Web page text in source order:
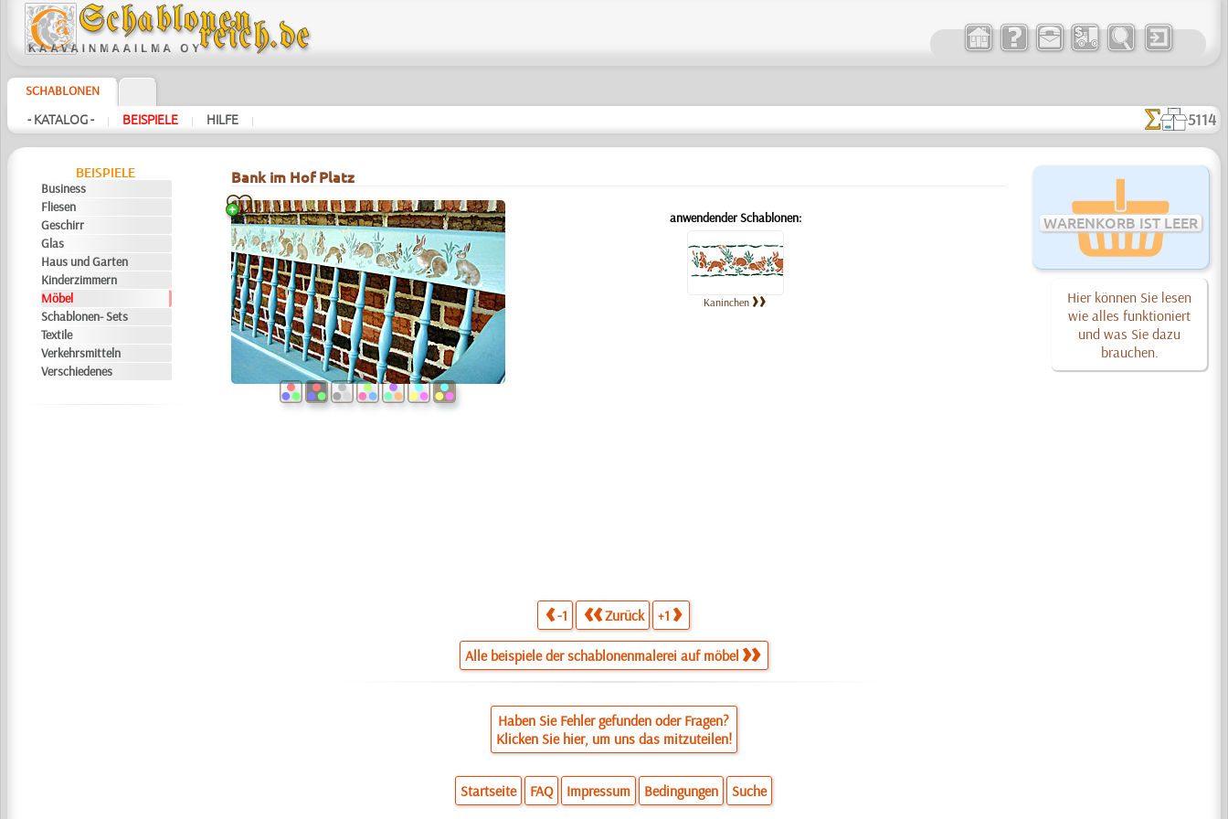
SCHABLONEN
- KATALOG - | BEISPIELE | HILFE | 5114
BEISPIELE
Business
Fliesen
Geschirr
Glas
Haus und Garten
Kinderzimmern
Möbel
Schablonen- Sets
Textile
Verkehrsmitteln
Verschiedenes
WARENKORB IST LEER
Hier können Sie lesen
wie alles funktioniert
und was Sie dazu
brauchen.
Bank im Hof Platz
anwendender Schablonen:
Kaninchen
-1 Zurück +1
Alle beispiele der schablonenmalerei auf möbel
Haben Sie Fehler gefunden oder Fragen?
Klicken Sie hier, um uns das mitzuteilen!
Startseite FAQ Impressum Bedingungen Suche